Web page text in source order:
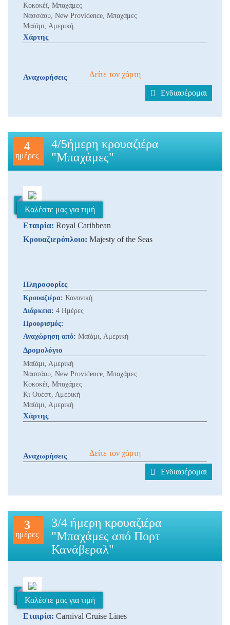
Κοκοκέϊ, Μπαχάμες
Νασσάου, New Providence, Μπαχάμες
Μαϊάμι, Αμερική
Χάρτης
Δείτε τον χάρτη
Αναχωρήσεις
Ενδιαφέρομαι
4
ημέρες
4/5ήμερη κρουαζιέρα
"Μπαχάμες"
Εταιρία: Royal Caribbean
Κρουαζιερόπλοιο: Majesty of the Seas
Καλέστε μας για τιμή
Πληροφορίες
Κρουαζιέρα: Κανονική
Διάρκεια: 4 Ημέρες
Προορισμός:
Αναχώρηση από: Μαϊάμι, Αμερική
Δρομολόγιο
Μαϊάμι, Αμερική
Νασσάου, New Providence, Μπαχάμες
Κοκοκέϊ, Μπαχάμες
Κι Ουέστ, Αμερική
Μαϊάμι, Αμερική
Χάρτης
Δείτε τον χάρτη
Αναχωρήσεις
Ενδιαφέρομαι
3
ημέρες
3/4 ήμερη κρουαζιέρα
"Μπαχάμες από Πορτ
Κανάβεραλ"
Εταιρία: Carnival Cruise Lines
Καλέστε μας για τιμή